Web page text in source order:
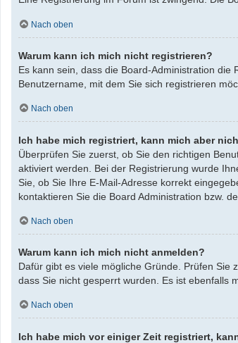
Nach oben
Warum kann ich mich nicht registrieren?
Es kann sein, dass die Board-Administration
Benutzername, mit dem Sie sich registrieren
Nach oben
Ich habe mich registriert, kann mich aber
Überprüfen Sie zuerst, ob Sie den richtigen
aktiviert werden. Bei der Registrierung wurde
Sie, ob Sie Ihre E-Mail-Adresse korrekt
kontaktieren Sie die Board Administration bzw.
Nach oben
Warum kann ich mich nicht anmelden?
Dafür gibt es viele mögliche Gründe. Prüfen Sie
dass Sie nicht gesperrt wurden. Es ist ebenfalls
Nach oben
Ich habe mich vor einiger Zeit registriert,